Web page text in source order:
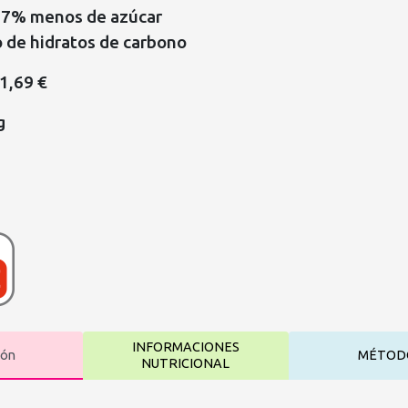
menos de azúcar
de hidratos de carbono
€
INFORMACIONES
NUTRICIONAL